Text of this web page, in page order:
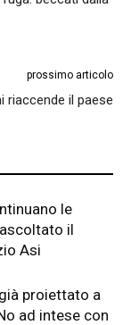
prossimo articolo
riaccende il paese
le
il
Asi
proiettato a
ad intese con